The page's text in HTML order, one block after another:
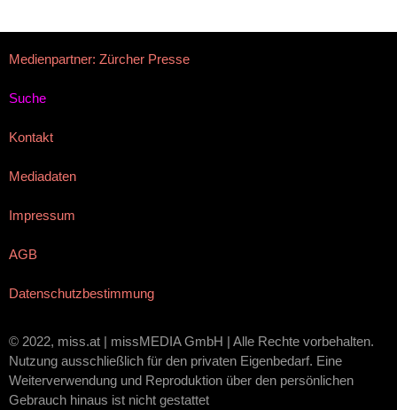
Medienpartner: Zürcher Presse
Suche
Kontakt
Mediadaten
Impressum
AGB
Datenschutzbestimmung
© 2022, miss.at | missMEDIA GmbH | Alle Rechte vorbehalten.
Nutzung ausschließlich für den privaten Eigenbedarf. Eine
Weiterverwendung und Reproduktion über den persönlichen
Gebrauch hinaus ist nicht gestattet